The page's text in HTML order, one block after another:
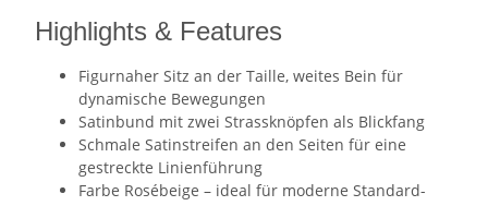
Highlights & Features
Figurnaher Sitz an der Taille, weites Bein für
dynamische Bewegungen
Satinbund mit zwei Strassknöpfen als Blickfang
Schmale Satinstreifen an den Seiten für eine
gestreckte Linienführung
Farbe Rosébeige – ideal für moderne Standard-